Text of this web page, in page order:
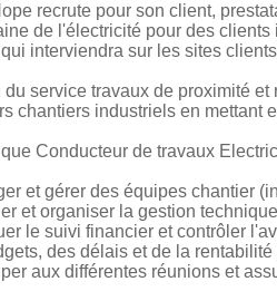
recrute pour son client,
de l'électricité pour des
interviendra sur les sites
du service travaux de proximité
chantiers industriels en mettant
Conducteur de travaux
et gérer des équipes chantier
et organiser la gestion
le suivi financier et contrôler
des délais et de la rentabilité
aux différentes réunions et